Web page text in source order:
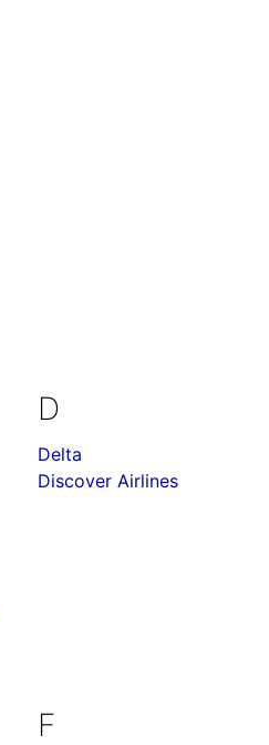
D
Delta
Discover Airlines
F